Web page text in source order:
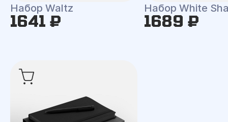
Набор Waltz
1641 ₽
Набор White
1689 ₽